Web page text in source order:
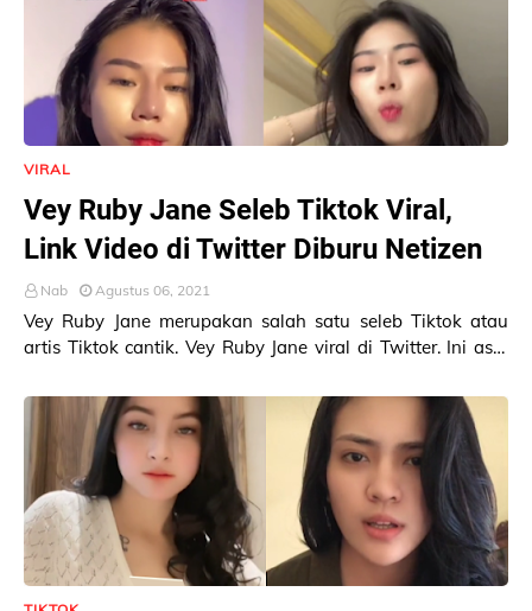
VIRAL
Vey Ruby Jane Seleb Tiktok Viral,
Link Video di Twitter Diburu Netizen
Nab Agustus 06, 2021
Vey Ruby Jane merupakan salah satu seleb Tiktok atau
artis Tiktok cantik. Vey Ruby Jane viral di Twitter. Ini asal